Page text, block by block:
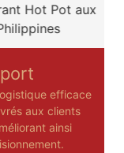
Hot Pot aux
efficace
aux clients
ainsi